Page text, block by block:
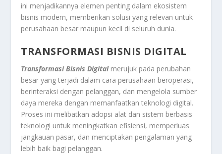
ini menjadikannya elemen penting dalam ekosistem
bisnis modern, memberikan solusi yang relevan untuk
perusahaan besar maupun kecil di seluruh dunia.
TRANSFORMASI BISNIS DIGITAL
Transformasi Bisnis Digitalmerujuk pada perubahan
besar yang terjadi dalam cara perusahaan beroperasi,
berinteraksi dengan pelanggan, dan mengelola sumber
daya mereka dengan memanfaatkan teknologi digital.
Proses ini melibatkan adopsi alat dan sistem berbasis
teknologi untuk meningkatkan efisiensi, memperluas
jangkauan pasar, dan menciptakan pengalaman yang
lebih baik bagi pelanggan.